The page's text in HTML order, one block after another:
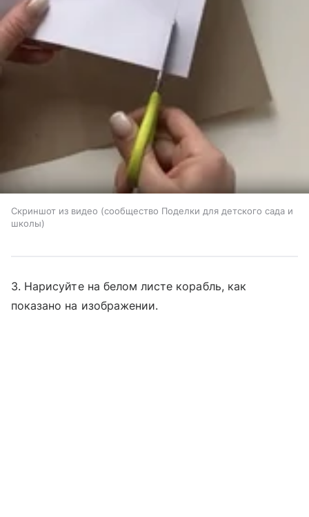
Скриншот из видео (сообщество Поделки для детского сада и
школы)
3. Нарисуйте на белом листе корабль, как
показано на изображении.